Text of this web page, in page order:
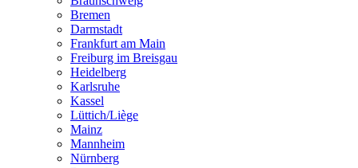
Bremen
Darmstadt
Frankfurt am Main
Freiburg im Breisgau
Heidelberg
Karlsruhe
Kassel
Lüttich/Liège
Mainz
Mannheim
Nürnberg